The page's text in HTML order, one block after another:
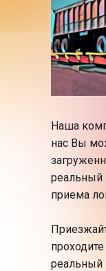
Наша
нас Вы
реальный
приема
реальный